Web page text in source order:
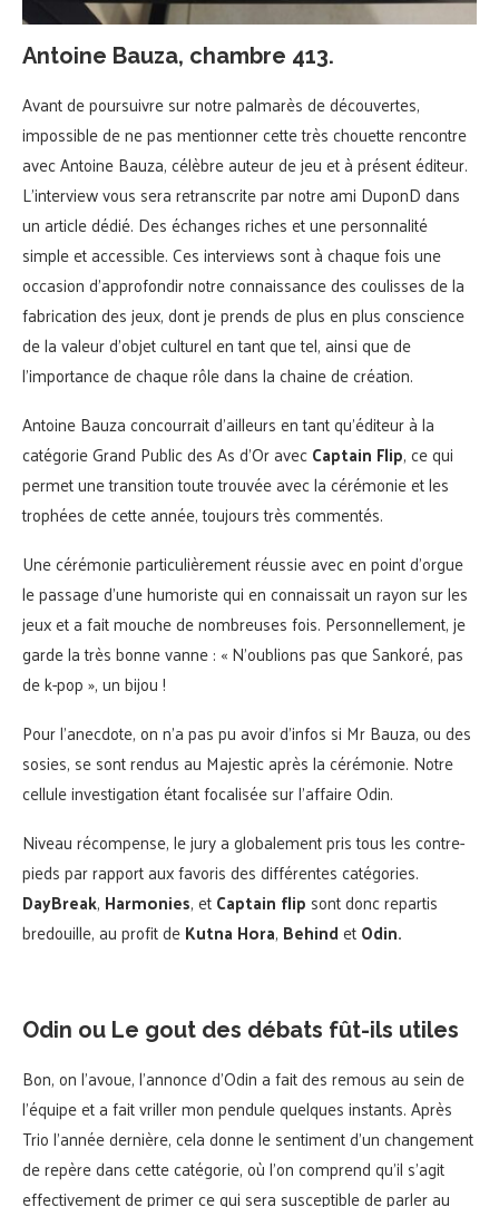
Antoine Bauza, chambre 413.
Avant de poursuivre sur notre palmarès de découvertes,
impossible de ne pas mentionner cette très chouette rencontre
avec Antoine Bauza, célèbre auteur de jeu et à présent éditeur.
L’interview vous sera retranscrite par notre ami DuponD dans
un article dédié. Des échanges riches et une personnalité
simple et accessible. Ces interviews sont à chaque fois une
occasion d’approfondir notre connaissance des coulisses de la
fabrication des jeux, dont je prends de plus en plus conscience
de la valeur d’objet culturel en tant que tel, ainsi que de
l’importance de chaque rôle dans la chaine de création.
Antoine Bauza concourrait d’ailleurs en tant qu’éditeur à la
catégorie Grand Public des As d’Or avecCaptain Flip, ce qui
permet une transition toute trouvée avec la cérémonie et les
trophées de cette année, toujours très commentés.
Une cérémonie particulièrement réussie avec en point d’orgue
le passage d’une humoriste qui en connaissait un rayon sur les
jeux et a fait mouche de nombreuses fois. Personnellement, je
garde la très bonne vanne : « N’oublions pas que Sankoré, pas
de k-pop », un bijou !
Pour l’anecdote, on n’a pas pu avoir d’infos si Mr Bauza, ou des
sosies, se sont rendus au Majestic après la cérémonie. Notre
cellule investigation étant focalisée sur l’affaire Odin.
Niveau récompense, le jury a globalement pris tous les contre-
pieds par rapport aux favoris des différentes catégories.
DayBreak, Harmonies, etCaptain flip sont donc repartis
bredouille, au profit deKutna Hora, BehindetOdin.
Odin ou Le gout des débats fût-ils utiles
Bon, on l’avoue, l’annonce d’Odin a fait des remous au sein de
l’équipe et a fait vriller mon pendule quelques instants. Après
Trio l’année dernière, cela donne le sentiment d’un changement
de repère dans cette catégorie, où l’on comprend qu’il s’agit
effectivement de primer ce qui sera susceptible de parler au